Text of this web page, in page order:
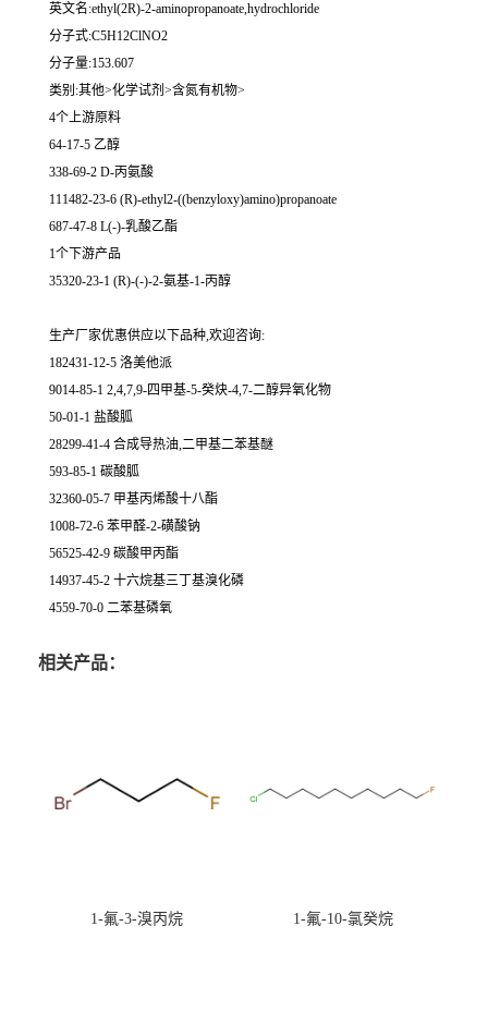
英文名:ethyl(2R)-2-aminopropanoate,hydrochloride
分子式:C5H12ClNO2
分子量:153.607
类别:其他>化学试剂>含氮有机物>
4个上游原料
64-17-5 乙醇
338-69-2 D-丙氨酸
111482-23-6 (R)-ethyl2-((benzyloxy)amino)propanoate
687-47-8 L(-)-乳酸乙酯
1个下游产品
35320-23-1 (R)-(-)-2-氨基-1-丙醇
生产厂家优惠供应以下品种,欢迎咨询:
182431-12-5 洛美他派
9014-85-1 2,4,7,9-四甲基-5-癸炔-4,7-二醇异氧化物
50-01-1 盐酸胍
28299-41-4 合成导热油,二甲基二苯基醚
593-85-1 碳酸胍
32360-05-7 甲基丙烯酸十八酯
1008-72-6 苯甲醛-2-磺酸钠
56525-42-9 碳酸甲丙酯
14937-45-2 十六烷基三丁基溴化磷
4559-70-0 二苯基磷氧
相关产品：
1-氟-3-溴丙烷 1-氟-10-氯癸烷